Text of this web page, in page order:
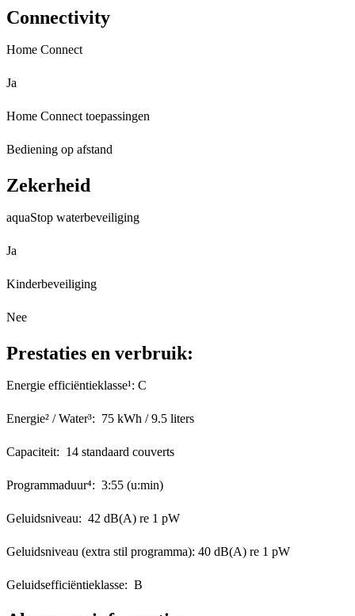
Connectivity
Home Connect
Ja
Home Connect toepassingen
Bediening op afstand
Zekerheid
aquaStop waterbeveiliging
Ja
Kinderbeveiliging
Nee
Prestaties en verbruik:
Energie efficiëntieklasse¹: C
Energie² / Water³: 75 kWh / 9.5 liters
Capaciteit: 14 standaard couverts
Programmaduur⁴: 3:55 (u:min)
Geluidsniveau: 42 dB(A) re 1 pW
Geluidsniveau (extra stil programma): 40 dB(A) re 1 pW
Geluidsefficiëntieklasse: B